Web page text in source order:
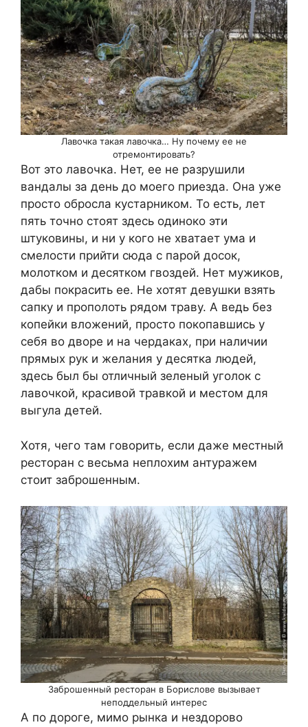
Лавочка такая лавочка… Ну почему ее не
отремонтировать?
Вот это лавочка. Нет, ее не разрушили
вандалы за день до моего приезда. Она уже
просто обросла кустарником. То есть, лет
пять точно стоят здесь одиноко эти
штуковины, и ни у кого не хватает ума и
смелости прийти сюда с парой досок,
молотком и десятком гвоздей. Нет мужиков,
дабы покрасить ее. Не хотят девушки взять
сапку и прополоть рядом траву. А ведь без
копейки вложений, просто покопавшись у
себя во дворе и на чердаках, при наличии
прямых рук и желания у десятка людей,
здесь был бы отличный зеленый уголок с
лавочкой, красивой травкой и местом для
выгула детей.
Хотя, чего там говорить, если даже местный
ресторан с весьма неплохим антуражем
стоит заброшенным.
Заброшенный ресторан в Борислове вызывает
неподдельный интерес
А по дороге, мимо рынка и нездорово